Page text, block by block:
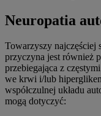
Neuropatia
Towarzyszy najczęściej
przyczyna jest również
przebiegająca z
we krwi i/lub
współczulnej układu
mogą dotyczyć: